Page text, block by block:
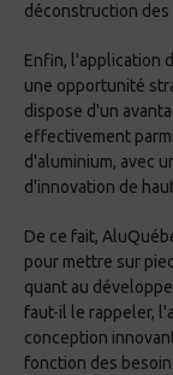
déconstruction des
Enfin, l'application
une opportunité
dispose d'un
effectivement
d'aluminium, avec
d'innovation de
De ce fait,
pour mettre sur
quant au
faut-il le rappeler,
conception
fonction des